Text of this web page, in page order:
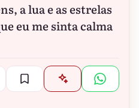
a lua e as estrelas
eu me sinta calma